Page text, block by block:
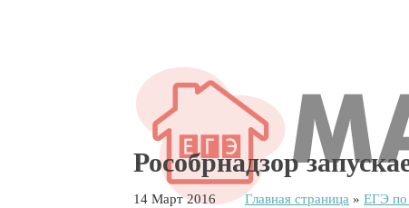
Рособрнадзор
14 Март 2016 Главная страница » ЕГЭ по